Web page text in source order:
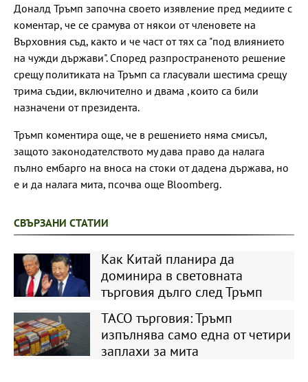
Доналд Тръмп започна своето изявление пред медиите с
коментар, че се срамува от някои от членовете на
Върховния съд, както и че част от тях са "под влиянието
на чужди държави". Според разпространеното решение
срещу политиката на Тръмп са гласували шестима срещу
трима съдии, включително и двама ,които са били
назначени от президента.
Тръмп коментира още, че в решението няма смисъл,
защото законодателството му дава право да налага
пълно ембарго на вноса на стоки от дадена държава, но
е и да налага мита, псочва още Bloomberg.
СВЪРЗАНИ СТАТИИ
Как Китай планира да
доминира в световната
търговия дълго след Тръмп
TACO търговия: Тръмп
изпълнява само една от четири
заплахи за мита